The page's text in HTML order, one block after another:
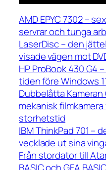
AMD EPYC 7302 –
servrar och tunga
LaserDisc – den
visade vägen mot
HP ProBook 430 G4
tiden före Windows
Dubbelåtta
mekanisk
storhetstid
IBM ThinkPad 701 –
vecklade ut sina
Från stordator till
BASIC och GFA